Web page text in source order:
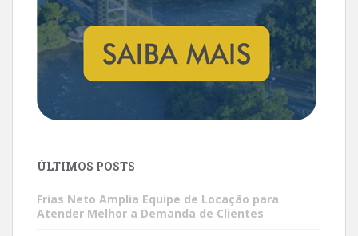
ÚLTIMOS POSTS
Frias Neto Amplia Equipe de Locação para
Atender Melhor a Demanda de Clientes